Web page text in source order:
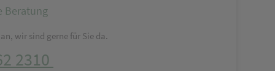
Beratung
wir sind gerne für Sie da.
2310